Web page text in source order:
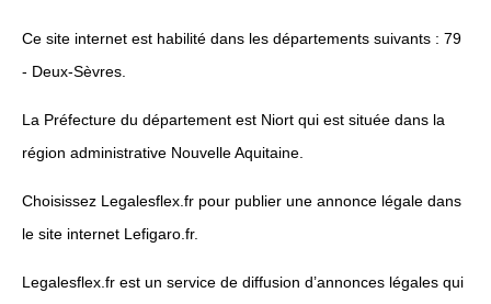
Ce site internet est habilité dans les départements suivants : 79
- Deux-Sèvres.
La Préfecture du département est Niort qui est située dans la
région administrative Nouvelle Aquitaine.
Choisissez Legalesflex.fr pour publier une annonce légale dans
le site internet Lefigaro.fr.
Legalesflex.fr est un service de diffusion d’annonces légales qui